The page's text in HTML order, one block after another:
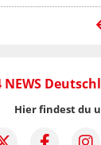
NEWS
Hier findest du